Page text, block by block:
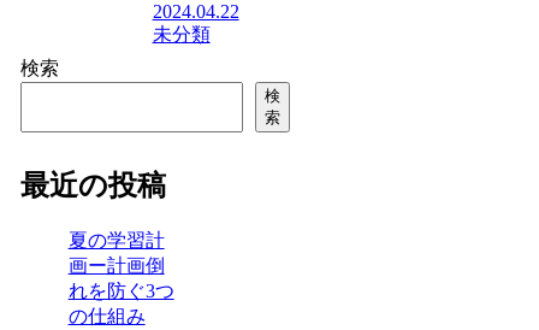
2024.04.22
未分類
検索
検
索
最近の投稿
夏の学習計
画ー計画倒
れを防ぐ3つ
の仕組み